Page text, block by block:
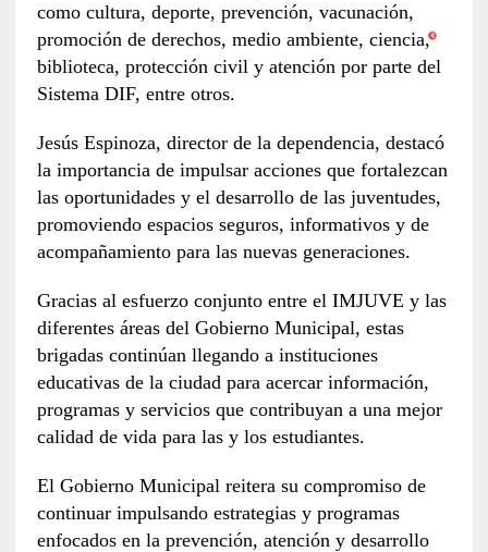
como cultura, deporte, prevención, vacunación,
promoción de derechos, medio ambiente, ciencia,
biblioteca, protección civil y atención por parte del
Sistema DIF, entre otros.
Jesús Espinoza, director de la dependencia, destacó
la importancia de impulsar acciones que fortalezcan
las oportunidades y el desarrollo de las juventudes,
promoviendo espacios seguros, informativos y de
acompañamiento para las nuevas generaciones.
Gracias al esfuerzo conjunto entre el IMJUVE y las
diferentes áreas del Gobierno Municipal, estas
brigadas continúan llegando a instituciones
educativas de la ciudad para acercar información,
programas y servicios que contribuyan a una mejor
calidad de vida para las y los estudiantes.
El Gobierno Municipal reitera su compromiso de
continuar impulsando estrategias y programas
enfocados en la prevención, atención y desarrollo